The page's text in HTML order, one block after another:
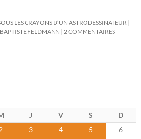
LES CRAYONS D’UN ASTRODESSINATEUR
FELDMANN 2 COMMENTAIRES
J V S
D
2 3 4 5
6